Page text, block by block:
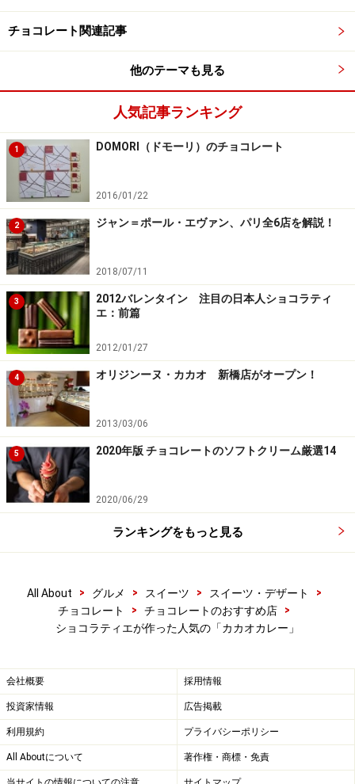
られた、自家製チョコレートがそえられていてときめい
てしまいました！チョコレート愛好家の方ならご存じで
すね、もちろん清里の「アルチザン パレドオール」のビ
ーントゥバー工房で作られた自家製チョコレートです。
トマトの酸味をきかせたインド風のカレーと、小麦粉を
いためて飴色の玉ねぎとあわせた西洋風のカレーをブレ
ンドしています。その時に普通の水ではなく、カカオニ
ブでだしをとった水「カカオだし」を加えるのがポイン
トなのだそう。
チョコレートは次第に溶けていきます
ビーフ、野菜、チキン、の3種類から選べますが、私は
チキンをオーダー。骨つきの大きなチキンがごろんと2
本入っていて贅沢です。カレーそのものが美味しいので
すが、温かいカレーにチョコレートが次第に溶け出す
と、ほどよい甘さとカカオの香りが加わります。カレー
だけの部分をいただいたり、チョコレートを溶かしてい
ただいたり。様々な味が楽しめます。三枝シェフにお話
を伺いました。
三枝シェフ： 「会社にカレー部がありまして（笑）カレ
ーにうるさいスタッフが多いんですよ。玉ねぎは結構沢
カレーとチョコレートはやっぱりよく合います。
レーが温かいうちに、早めにチョコレートをスプーンで
溶かして、カレーとよく混ぜていただくのがポイント。
カレーが冷めてしまうと、チョコレートが固まったまま
で残り、口どけがベストではありませんので注意しまし
ょう。
チョコレート関連記事
他のテーマも見る
人気記事ランキング
1 DOMORI（ドモーリ）のチョコレート
2016/01/22
2 ジャン＝ポール・エヴァン、パリ全6店を解説！
2018/07/11
3
2012バレンタイン 注目の日本人ショコラティ
エ：前篇
2012/01/27
4 オリジンーヌ・カカオ 新橋店がオープン！
2013/03/06
5 2020年版 チョコレートのソフトクリーム厳選14
2020/06/29
ランキングをもっと見る
All About > グルメ > スイーツ > スイーツ・デザート
>
チョコレート
> チョコレートのおすすめ店
>
ショコラティエが作った人気の「カカオカレー」
会社概要 採用情報
投資家情報 広告掲載
利用規約 プライバシーポリシー
All Aboutについて 著作権・商標・免責